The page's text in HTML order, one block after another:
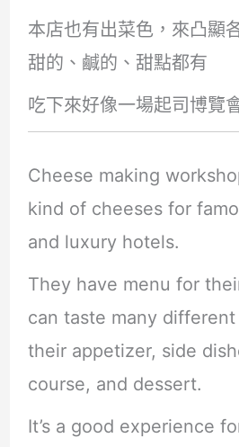
本店也有出菜色，來凸顯
甜的、鹹的、甜點都有
吃下來好像一場起司博覽
Cheese making
kind of cheeses for
and luxury hotels.
They have menu for
can taste many
their appetizer, side
course, and dessert.
It’s a good experience